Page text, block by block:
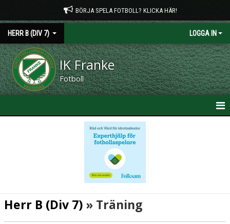
BÖRJA SPELA FOTBOLL? KLICKA HÄR!
HERR B (DIV 7) LOGGA IN
IK Franke
Fotboll
Herr B (Div 7) » Träning